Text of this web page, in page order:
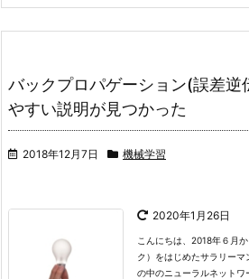
バックプロパゲーション(誤差逆
やすい説明が見つかった
2018年12月7日 機械学習
2020年1月26日
こんにちは、2018年６月
ク）をはじめたサラリーマ
の中のニューラルネット